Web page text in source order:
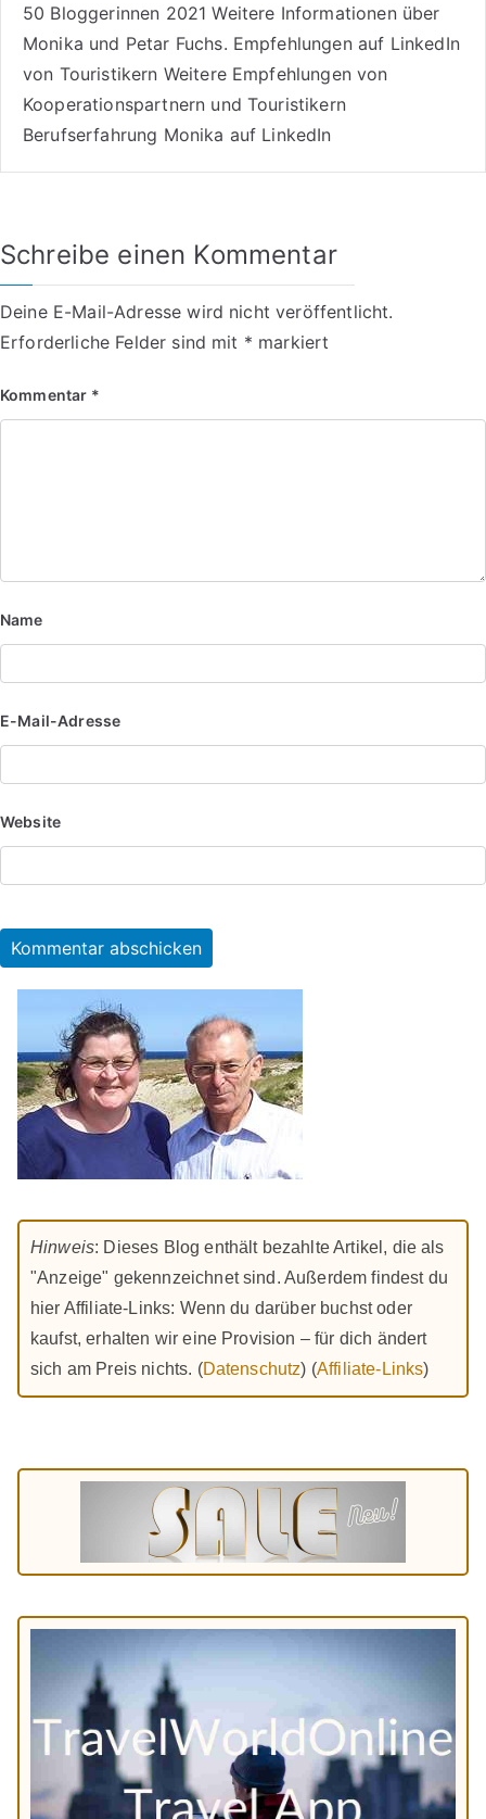
50 Bloggerinnen 2021 Weitere Informationen über
Monika und Petar Fuchs. Empfehlungen auf LinkedIn
von Touristikern Weitere Empfehlungen von
Kooperationspartnern und Touristikern
Berufserfahrung Monika auf LinkedIn
Schreibe einen Kommentar
Deine E-Mail-Adresse wird nicht veröffentlicht.
Erforderliche Felder sind mit * markiert
Kommentar *
Name
E-Mail-Adresse
Website
Hinweis: Dieses Blog enthält bezahlte Artikel, die als
"Anzeige" gekennzeichnet sind. Außerdem findest du
hier Affiliate-Links: Wenn du darüber buchst oder
kaufst, erhalten wir eine Provision – für dich ändert
sich am Preis nichts. (Datenschutz) (Affiliate-Links)